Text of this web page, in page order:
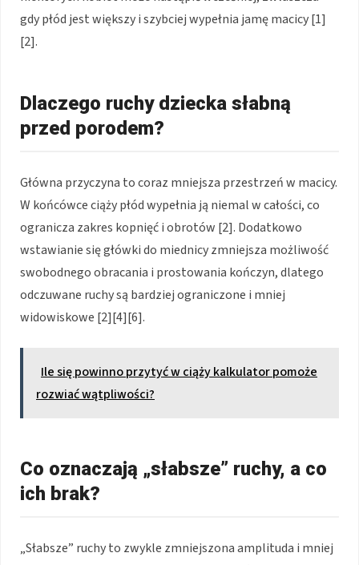
gdy płód jest większy i szybciej wypełnia jamę macicy [1]
[2].
Dlaczego ruchy dziecka słabną
przed porodem?
Główna przyczyna to coraz mniejsza przestrzeń w macicy.
W końcówce ciąży płód wypełnia ją niemal w całości, co
ogranicza zakres kopnięć i obrotów [2]. Dodatkowo
wstawianie się główki do miednicy zmniejsza możliwość
swobodnego obracania i prostowania kończyn, dlatego
odczuwane ruchy są bardziej ograniczone i mniej
widowiskowe [2][4][6].
Ile się powinno przytyć w ciąży kalkulator pomoże
rozwiać wątpliwości?
Co oznaczają „słabsze” ruchy, a co
ich brak?
„Słabsze” ruchy to zwykle zmniejszona amplituda i mniej